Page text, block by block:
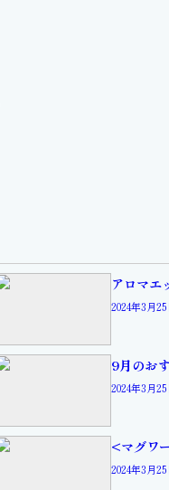
アロマエ
2024年3月25
9月のお
2024年3月25
<マグワ
2024年3月25